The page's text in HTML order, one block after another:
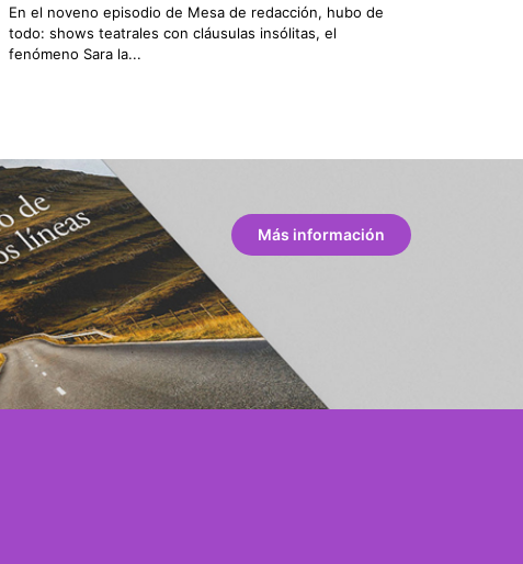
En el noveno episodio de Mesa de redacción, hubo de
todo: shows teatrales con cláusulas insólitas, el
fenómeno Sara la...
Más información